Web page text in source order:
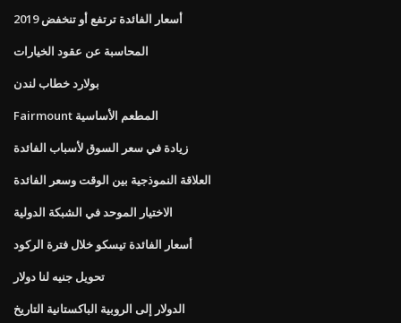
أسعار الفائدة ترتفع أو تنخفض 2019
المحاسبة عن عقود الخيارات
بولارد خطاب لندن
Fairmount المطعم الأساسية
زيادة في سعر السوق لأسباب الفائدة
العلاقة النموذجية بين الوقت وسعر الفائدة
الاختيار الموحد في الشبكة الدولية
أسعار الفائدة تيسكو خلال فترة الركود
تحويل جنيه لنا دولار
الدولار إلى الروبية الباكستانية التاريخ